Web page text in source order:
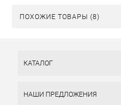
ПОХОЖИЕ ТОВАРЫ (8)
КАТАЛОГ
НАШИ ПРЕДЛОЖЕНИЯ